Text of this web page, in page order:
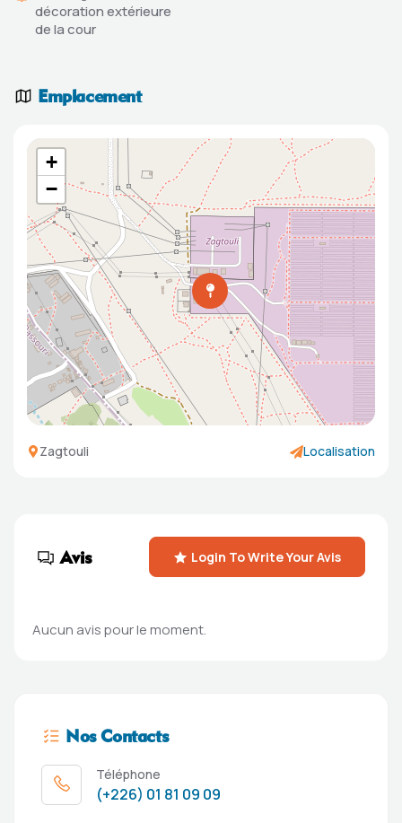
décoration extérieure
de la cour
Emplacement
+
−
Zagtouli Localisation
Avis Login To Write Your Avis
Aucun avis pour le moment.
Nos Contacts
Téléphone
(+226) 01 81 09 09